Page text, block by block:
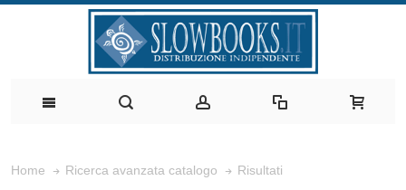
Home Ricerca avanzata catalogo Risultati